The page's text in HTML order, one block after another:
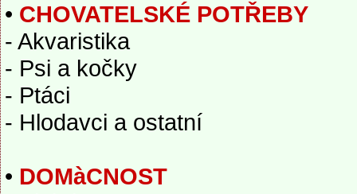
• CHOVATELSKÉ POTŘEBY
- Akvaristika
- Psi a kočky
- Ptáci
- Hlodavci a ostatní
• DOMàCNOST